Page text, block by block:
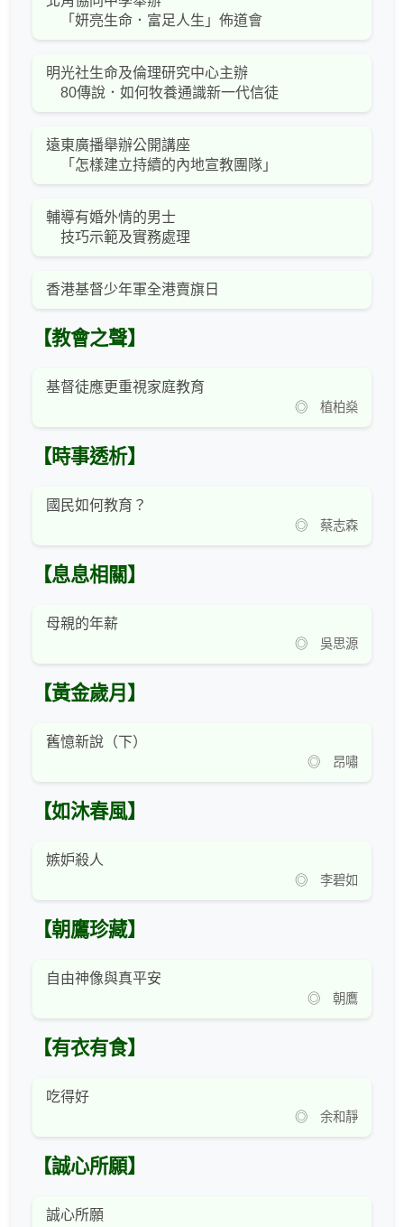
「妍亮生命．富足人生」佈道會
明光社生命及倫理研究中心主辦
80傳說．如何牧養通識新一代信徒
遠東廣播舉辦公開講座
「怎樣建立持續的內地宣教團隊」
輔導有婚外情的男士
技巧示範及實務處理
香港基督少年軍全港賣旗日
【教會之聲】
基督徒應更重視家庭教育
◎ 植柏燊
【時事透析】
國民如何教育？
◎ 蔡志森
【息息相關】
母親的年薪
◎ 吳思源
【黃金歲月】
舊憶新說（下）
◎ 昂嘯
【如沐春風】
嫉妒殺人
◎ 李碧如
【朝鷹珍藏】
自由神像與真平安
◎ 朝鷹
【有衣有食】
吃得好
◎ 余和靜
【誠心所願】
誠心所願